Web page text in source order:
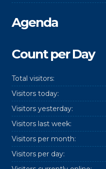
Agenda
Count per Day
Total visitors:
Visitors today:
Visitors yesterday:
Visitors last week:
Visitors per month:
Visitors per day: